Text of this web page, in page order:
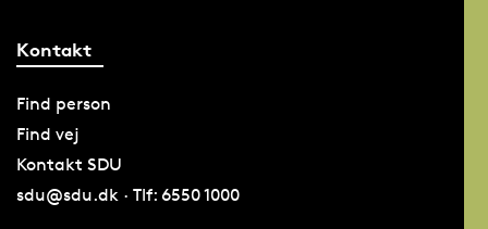
Kontakt
Find person
Find vej
Kontakt SDU
sdu@sdu.dk · Tlf: 6550 1000